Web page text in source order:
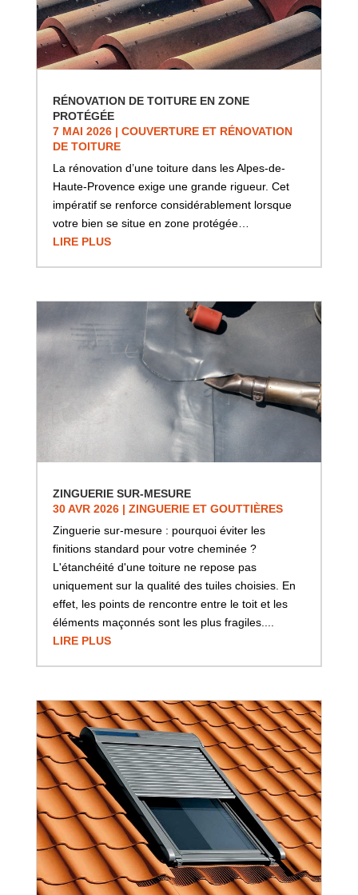
RÉNOVATION DE TOITURE EN ZONE
PROTÉGÉE
7 MAI 2026| COUVERTURE ET RÉNOVATION
DE TOITURE
La rénovation d’une toiture dans les Alpes-de-
Haute-Provence exige une grande rigueur. Cet
impératif se renforce considérablement lorsque
votre bien se situe en zone protégée…
LIRE PLUS
ZINGUERIE SUR-MESURE
30 AVR 2026| ZINGUERIE ET GOUTTIÈRES
Zinguerie sur-mesure : pourquoi éviter les
finitions standard pour votre cheminée ?
L'étanchéité d'une toiture ne repose pas
uniquement sur la qualité des tuiles choisies. En
effet, les points de rencontre entre le toit et les
éléments maçonnés sont les plus fragiles....
LIRE PLUS